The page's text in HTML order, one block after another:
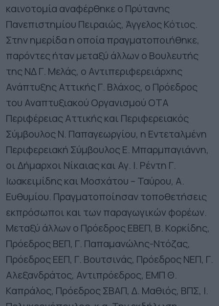
καινοτομία αναφέρθηκε ο Πρύτανης
Πανεπιστημίου Πειραιώς, Άγγελος Κότιος.
Στην ημερίδα η οποία πραγματοποιήθηκε,
παρόντες ήταν μεταξύ άλλων ο Βουλευτής
της ΝΔ Γ. Μελάς, ο Αντιπεριφερειάρχης
Ανάπτυξης Αττικής Γ. Βλάχος, ο Πρόεδρος
του Αναπτυξιακού Οργανισμού ΟΤΑ
Περιφέρειας Αττικής και Περιφερειακός
Σύμβουλος Ν. Παπαγεωργίου, η Εντεταλμένη
Περιφερειακή Σύμβουλος Ε. Μπαρμπαγιάννη,
οι Δήμαρχοι Νίκαιας και Αγ. Ι. Ρέντη Γ.
Ιωακειμίδης και Μοσχάτου – Ταύρου, Α.
Ευθυμίου. Πραγματοποίησαν τοποθετήσεις
εκπρόσωποι και των παραγωγικών φορέων.
Μεταξύ άλλων ο Πρόεδρος ΕΒΕΠ, Β. Κορκίδης,
Πρόεδρος ΒΕΠ, Γ. Παπαμανώλης-Ντόζας,
Πρόεδρος ΕΕΠ, Γ. Βουτσινάς, Πρόεδρος ΝΕΠ, Γ.
Αλεξανδράτος, Αντιπρόεδρος, ΕΜΠ Θ.
Καπράλος, Πρόεδρος ΣΒΑΠ, Δ. Μαθιός, ΒΠΣ, Ι.